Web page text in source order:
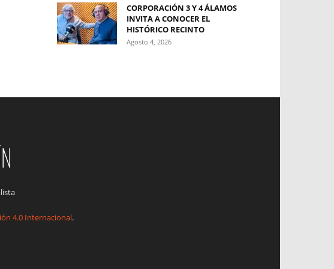
CORPORACIÓN 3 Y 4 ÁLAMOS
INVITA A CONOCER EL
HISTÓRICO RECINTO
Agosto 4, 2026
4.0 Internacional.